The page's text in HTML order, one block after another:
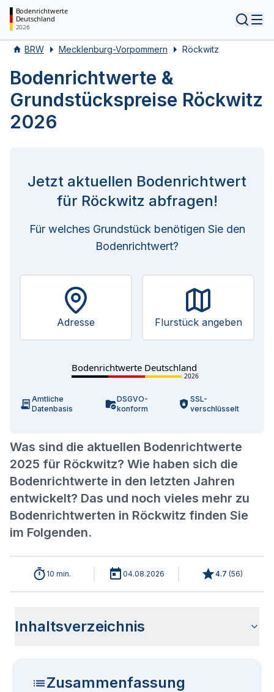
Bodenrichtwerte
Deutschland
2026
BRW Mecklenburg-Vorpommern Röckwitz
Bodenrichtwerte &
Grundstückspreise Röckwitz
2026
Was sind die aktuellen Bodenrichtwerte
2025 für Röckwitz? Wie haben sich die
Bodenrichtwerte in den letzten Jahren
entwickelt? Das und noch vieles mehr zu
Bodenrichtwerten in Röckwitz finden Sie
im Folgenden.
Jetzt aktuellen Bodenrichtwert
für Röckwitz abfragen!
Für welches Grundstück benötigen Sie den
Bodenrichtwert?
Adresse Flurstück angeben
Bodenrichtwerte Deutschland
2026
Amtliche
Datenbasis
DSGVO-
konform
SSL-
verschlüsselt
10 min. 04.08.2026 4.7 (56)
Inhaltsverzeichnis
Zusammenfassung